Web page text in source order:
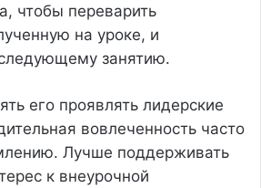
чтобы переварить
на уроке, и
занятию.
его проявлять лидерские
вовлеченность часто
Лучше поддерживать
к внеурочной